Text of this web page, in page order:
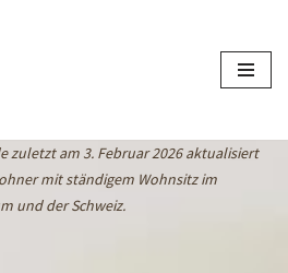
zuletzt am 3. Februar 2026 aktualisiert
mit ständigem Wohnsitz im
und der Schweiz.